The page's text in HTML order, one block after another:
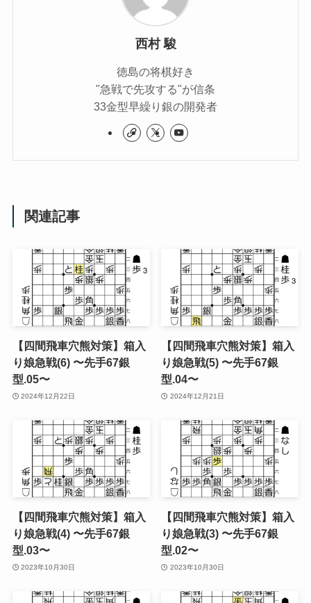
西村 駿
徳島の将棋好き
"急戦で先攻する"が信条
33金型早繰り銀の開発者
関連記事
【四間飛車穴熊対策】箱入
り娘急戦(6) 〜先手67銀
型.05〜
2024年12月22日
【四間飛車穴熊対策】箱入
り娘急戦(5) 〜先手67銀
型.04〜
2024年12月21日
【四間飛車穴熊対策】箱入
り娘急戦(4) 〜先手67銀
型.03〜
2023年10月30日
【四間飛車穴熊対策】箱入
り娘急戦(3) 〜先手67銀
型.02〜
2023年10月30日